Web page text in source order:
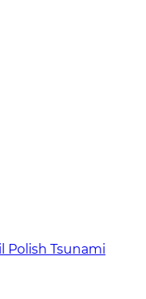
Polish Tsunami